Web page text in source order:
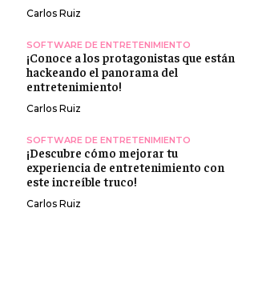
Carlos Ruiz
SOFTWARE DE ENTRETENIMIENTO
¡Conoce a los protagonistas que están
hackeando el panorama del
entretenimiento!
Carlos Ruiz
SOFTWARE DE ENTRETENIMIENTO
¡Descubre cómo mejorar tu
experiencia de entretenimiento con
este increíble truco!
Carlos Ruiz